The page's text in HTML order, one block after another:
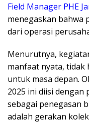
Field Manager PHE
menegaskan bahwa
dari operasi
Menurutnya,
manfaat nyata, tidak
untuk masa depan.
2025 ini diisi dengan
sebagai penegasan
adalah gerakan